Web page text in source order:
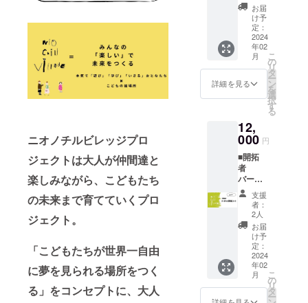
ニオノチルビレッジプロ
ジェクトは大人が仲間達と
楽しみながら、こどもたち
の未来まで育てていくプロ
ジェクト。
「こどもたちが世界一自由
に夢を見られる場所をつく
る」をコンセプトに、大人
に来て
くださ
い。さ
さやか
なプレ
ゼント
してお
待ちし
（プレ
オープ
ン期間
から１
年間の
間）
○開拓期
間（拠
点プレ
オープ
ン期間
３月〜5
月）ハ
レとケ
（珈琲
全て
¥500）
に ○イ
ベント
参加
1000円
割引（1
回の
み） ○
ニオノ
チルビ
レッジ
がオー
プンし
オープ
ン期間
３月〜5
月）施
設使用
料無料
券※ぜひ
あなた
販売、
ワーク
ショッ
プにご
利用く
ださい
○駄菓子
屋さん
店主
権 1回
○一緒に
ニオノ
チルビ
レッジ
の構想
の元に
リアル
ナン
バー付
【住民
票】を
発行し
ます。※
シリア
ルナン
バーは
ただい
た順番
でno1〜
発行い
たしま
す。 ○
開拓期
間（拠
点プレ
オープ
ン期間
３月〜5
月）お
試し図
書館
オー
お届
け予
定：
2024
年02
月
詳細を見る
こ
の
リ
タ
ー
ン
を
選
択
す
る
12,
000 円
■開拓
者
バー
チャル
賢者
コース
■ 《館
長とし
てお店
にたた
ない方
向け。
遠方の
方にも
支援
者：
2人
お届
け予
定：
2024
年02
月
こ
の
リ
タ
ー